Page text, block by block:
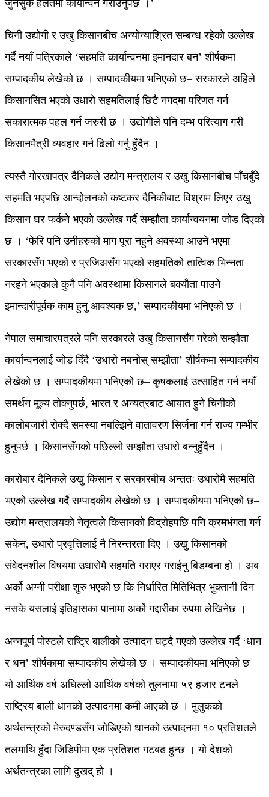
जुनसुकै हलतमा कार्यान्वन गराउनुपर्छ ।’
चिनी उद्योगी र उखु किसानबीच अन्योन्याश्रित सम्बन्ध रहेको उल्लेख
गर्दै नयाँ पत्रिकाले ‘सहमति कार्यान्वनमा इमानदार बन’ शीर्षकमा
सम्पादकीय लेखेको छ । सम्पादकीयमा भनिएको छ– सरकारले अहिले
किसानसित भएको उधारो सहमतिलाई छिटै नगदमा परिणत गर्न
सकारात्मक पहल गर्न जरुरी छ । उद्योगीले पनि दम्भ परित्याग गरी
किसानमैत्री व्यवहार गर्न ढिलो गर्नु हुँदैन ।
त्यस्तै गोरखापत्र दैनिकले उद्योग मन्त्रालय र उखु किसानबीच पाँचबुँदे
सहमति भएपछि आन्दोलनको कष्टकर दैनिकीबाट विश्राम लिएर उखु
किसान घर फर्कने भएको उल्लेख गर्दै सम्झौता कार्यान्वयनमा जोड दिएको
छ । ‘फेरि पनि उनीहरुको माग पूरा नहुने अवस्था आउने भएमा
सरकारसँग भएको र प्रजिअसँग भएको सहमतिको तात्विक भिन्नता
नरहने भएकाले कुनै पनि अवस्थामा किसानले बक्यौता पाउने
इमान्दारीपूर्वक काम हुनु आवश्यक छ,’ सम्पादकीयमा भनिएको छ ।
नेपाल समाचारपत्रले पनि सरकारले उखु किसानसँग गरेको सम्झौता
कार्यान्वनलाई जोड दिँदै ‘उधारो नबनोस् सम्झौता’ शीर्षकमा सम्पादकीय
लेखेको छ । सम्पादकीयमा भनिएको छ– कृषकलाई उत्साहित गर्न नयाँ
समर्थन मूल्य तोक्नुपर्छ, भारत र अन्यत्रबाट आयात हुने चिनीको
कालोबजारी रोक्दै समस्या नबल्झिने वातावरण सिर्जना गर्न राज्य गम्भीर
हुनुपर्छ । किसानसँगको पछिल्लो सम्झौता उधारो बन्नुहुँदैन ।
कारोबार दैनिकले उखु किसान र सरकारबीच अन्ततः उधारोमै सहमति
भएको उल्लेख गर्दै सम्पादकीय लेखेको छ । सम्पादकीयमा भनिएको छ–
उद्योग मन्त्रालयको नेतृत्वले किसानको विद्रोहपछि पनि क्रमभंगता गर्न
सकेन, उधारो प्रवृत्तिलाई नै निरन्तरता दिए । उखु किसानको
संवेदनशील विषयमा उधारोमै सहमति गराएर गराईनु बिडम्बना हो । अब
अर्को अग्नी परीक्षा शुरु भएको छ कि निर्धारित मितिभित्र भुक्तानी दिन
नसके यसलाई इतिहासका पानामा अर्को गद्दारीका रुपमा लेखिनेछ ।
अन्नपूर्ण पोस्टले राष्ट्रि बालीको उत्पादन घट्दै गएको उल्लेख गर्दै ‘धान
र धन’ शीर्षकामा सम्पादकीय लेखेको छ । सम्पादकीयमा भनिएको छ–
यो आर्थिक वर्ष अघिल्लो आर्थिक वर्षको तुलनामा ५९ हजार टनले
राष्ट्रिय बाली धानको उत्पादनमा कमी आएको छ । मुलुकको
अर्थतन्त्रको मेरुदण्डसँग जोडिएको धानको उत्पादनमा १० प्रतिशतले
तलमाथि हुँदा जिडिपीमा एक प्रतिशत गटबढ हुन्छ । यो देशको
अर्थतन्त्रका लागि दुखद् हो ।